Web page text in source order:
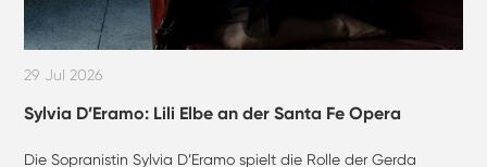
29 Jul 2026
Sylvia D’Eramo: Lili Elbe an der Santa Fe Opera
Die Sopranistin Sylvia D’Eramo spielt die Rolle der Gerda